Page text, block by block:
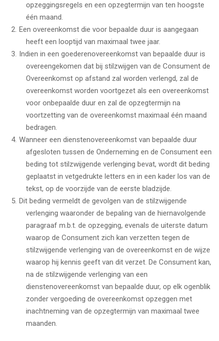
opzeggingsregels en een opzegtermijn van ten hoogste
één maand.
Een overeenkomst die voor bepaalde duur is aangegaan
heeft een looptijd van maximaal twee jaar.
Indien in een goederenovereenkomst van bepaalde duur is
overeengekomen dat bij stilzwijgen van de Consument de
Overeenkomst op afstand zal worden verlengd, zal de
overeenkomst worden voortgezet als een overeenkomst
voor onbepaalde duur en zal de opzegtermijn na
voortzetting van de overeenkomst maximaal één maand
bedragen.
Wanneer een dienstenovereenkomst van bepaalde duur
afgesloten tussen de Onderneming en de Consument een
beding tot stilzwijgende verlenging bevat, wordt dit beding
geplaatst in vetgedrukte letters en in een kader los van de
tekst, op de voorzijde van de eerste bladzijde.
Dit beding vermeldt de gevolgen van de stilzwijgende
verlenging waaronder de bepaling van de hiernavolgende
paragraaf m.b.t. de opzegging, evenals de uiterste datum
waarop de Consument zich kan verzetten tegen de
stilzwijgende verlenging van de overeenkomst en de wijze
waarop hij kennis geeft van dit verzet. De Consument kan,
na de stilzwijgende verlenging van een
dienstenovereenkomst van bepaalde duur, op elk ogenblik
zonder vergoeding de overeenkomst opzeggen met
inachtneming van de opzegtermijn van maximaal twee
maanden.